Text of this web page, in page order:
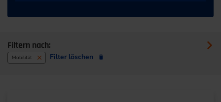
Filtern nach:
Mobilität Filter löschen